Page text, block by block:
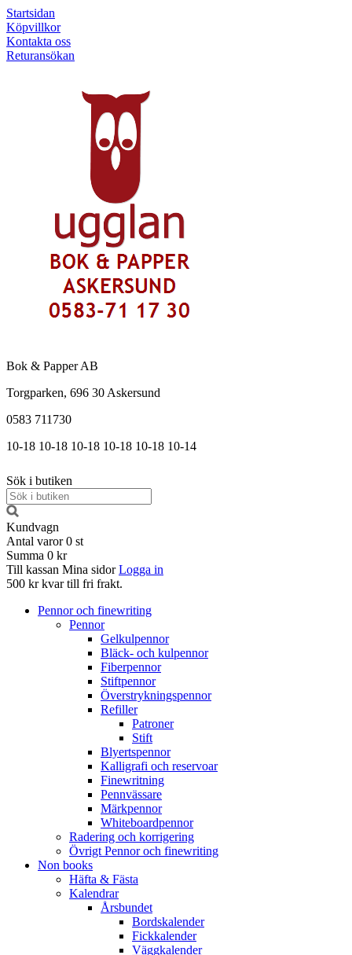
Startsidan
Köpvillkor
Kontakta oss
Returansökan
Bok & Papper AB
Torgparken, 696 30 Askersund
0583 711730
10-18 10-18 10-18 10-18 10-18 10-14
Sök i butiken
Kundvagn
Antal varor 0 st
Summa 0 kr
Till kassan Mina sidor Logga in
500 kr kvar till fri frakt.
Pennor och finewriting
Pennor
Gelkulpennor
Bläck- och kulpennor
Fiberpennor
Stiftpennor
Överstrykningspennor
Refiller
Patroner
Stift
Blyertspennor
Kalligrafi och reservoar
Finewritning
Pennvässare
Märkpennor
Whiteboardpennor
Radering och korrigering
Övrigt Pennor och finewriting
Non books
Häfta & Fästa
Kalendrar
Årsbundet
Bordskalender
Fickkalender
Väggkalender